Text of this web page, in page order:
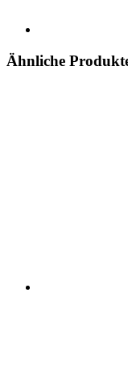
Ähnliche